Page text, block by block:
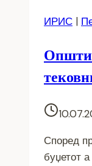
ИРИС |
Според
буџетот